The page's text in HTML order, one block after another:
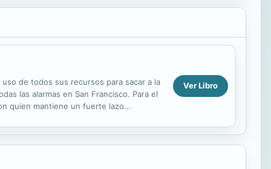
de todos sus recursos para sacar a la
las alarmas en San Francisco. Para el
quien mantiene un fuerte lazo
Ver Libro